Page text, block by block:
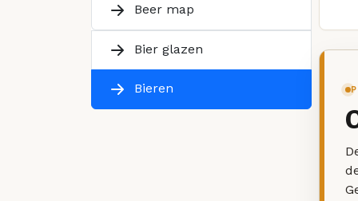
Beer map
Bier glazen
Bieren